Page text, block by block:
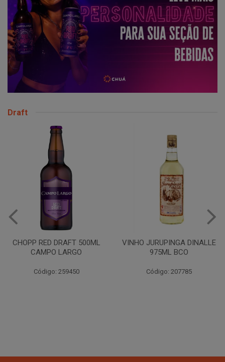
Draft
CHOPP RED DRAFT 500ML
CAMPO LARGO
Código: 259450
VINHO JURUPINGA DINALLE
975ML BCO
Código: 207785